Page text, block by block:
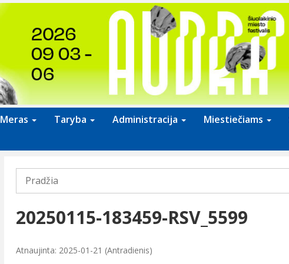
Meras Taryba Administracija Miestiečiams
Pradžia
20250115-183459-RSV_5599
Atnaujinta: 2025-01-21 (Antradienis)